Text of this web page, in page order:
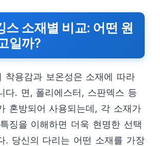
스 소재별 비교: 어떤 원
일까?
착용감과 보온성은 소재에 따라
다. 면, 폴리에스터, 스판덱스 등
혼방되어 사용되는데, 각 소재가
징을 이해하면 더욱 현명한 선택
. 당신의 다리는 어떤 소재를 가장